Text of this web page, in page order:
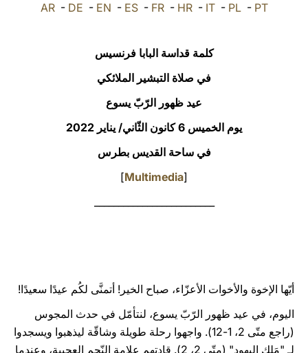
LATINE
AR- DE - EN - ES- FR- HR- IT- PL- PT
كلمة قداسة البابا فرنسيس
في صلاة التبشير الملائكي
عيد ظهور الرّبّ يسوع
يوم الخميس 6 كانون الثّاني/ يناير 2022
في ساحة القديس بطرس
[
Multimedia
]
أيّها الإخوة والأخوات الأعزّاء، صباح الخير! أتمنَّى لكُم عيدًا سعيدًا!
اليوم، في عيد ظهور الرّبّ يسوع، لنتأمّل في حدث المجوس
(راجع متّى 2، 1-12). واجهوا رحلة طويلة وشاقّة ليذهبوا ويسجدوا
لـ "مَلِك اليهود" (متّى 2، 2). قادتهم علامة النّجم العجيبة، وعندما